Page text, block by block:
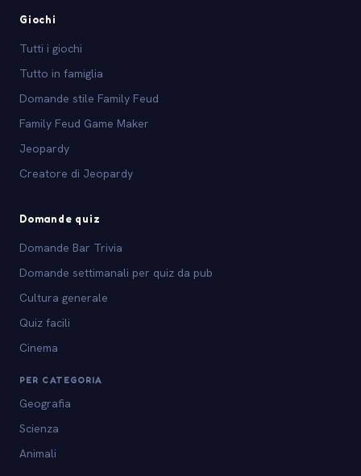
Giochi
Tutti i giochi
Tutto in famiglia
Domande stile Family Feud
Family Feud Game Maker
Jeopardy
Creatore di Jeopardy
Domande quiz
Domande Bar Trivia
Domande settimanali per quiz da pub
Cultura generale
Quiz facili
Cinema
PER CATEGORIA
Geografia
Scienza
Animali